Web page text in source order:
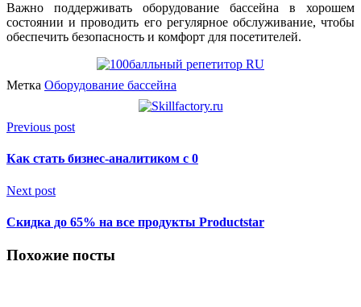
Важно поддерживать оборудование бассейна в хорошем
состоянии и проводить его регулярное обслуживание, чтобы
обеспечить безопасность и комфорт для посетителей.
Метка Оборудование бассейна
Previous post
Как стать бизнес-аналитиком с 0
Next post
Cкидка до 65% на все продукты Productstar
Похожие посты